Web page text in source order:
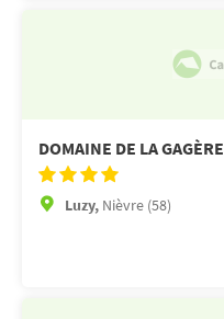
DOMAINE DE LA GAGÈRE
Luzy, Nièvre (58)